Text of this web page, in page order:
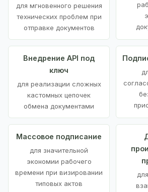
для мгновенного решения
технических проблем при
отправке документов
Внедрение API под
ключ
для реализации сложных
кастомных цепочек
обмена документами
Массовое подписание
для значительной
экономии рабочего
времени при визировании
типовых актов